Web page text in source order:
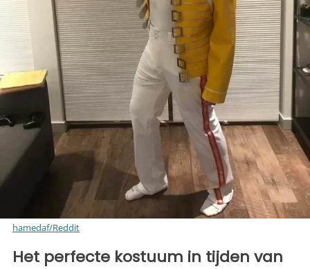
hamedaf/Reddit
Het perfecte kostuum in tijden van